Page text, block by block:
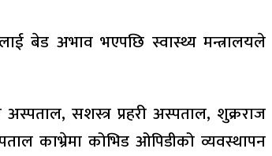
बेड अभाव भएपछि स्वास्थ्य मन्त्रालयले
सशस्त्र प्रहरी अस्पताल, शुक्रराज
काभ्रेमा कोभिड ओपिडीको व्यवस्थापन